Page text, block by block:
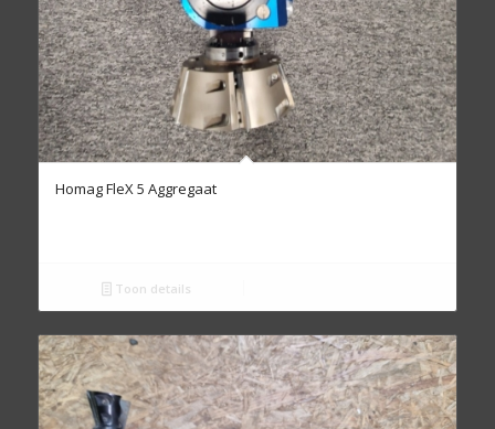
Homag FleX 5 Aggregaat
Toon details